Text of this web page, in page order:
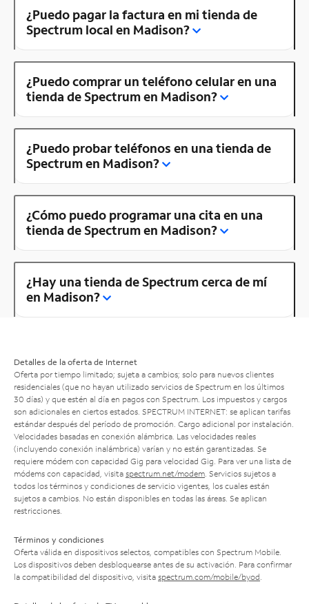
¿Puedo pagar la factura en mi tienda de
Spectrum local en Madison?
¿Puedo comprar un teléfono celular en una
tienda de Spectrum en Madison?
¿Puedo probar teléfonos en una tienda de
Spectrum en Madison?
¿Cómo puedo programar una cita en una
tienda de Spectrum en Madison?
¿Hay una tienda de Spectrum cerca de mí
en Madison?
Detalles de la oferta de Internet
Oferta por tiempo limitado; sujeta a cambios; solo para nuevos clientes
residenciales (que no hayan utilizado servicios de Spectrum en los últimos
30 días) y que estén al día en pagos con Spectrum. Los impuestos y cargos
son adicionales en ciertos estados. SPECTRUM INTERNET: se aplican tarifas
estándar después del período de promoción. Cargo adicional por instalación.
Velocidades basadas en conexión alámbrica. Las velocidades reales
(incluyendo conexión inalámbrica) varían y no están garantizadas. Se
requiere módem con capacidad Gig para velocidad Gig. Para ver una lista de
módems con capacidad, visita spectrum.net/modem . Servicios sujetos a
todos los términos y condiciones de servicio vigentes, los cuales están
sujetos a cambios. No están disponibles en todas las áreas. Se aplican
restricciones.
Términos y condiciones
Oferta válida en dispositivos selectos, compatibles con Spectrum Mobile.
Los dispositivos deben desbloquearse antes de su activación. Para confirmar
la compatibilidad del dispositivo, visita spectrum.com/mobile/byod